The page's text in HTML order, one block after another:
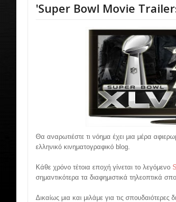
'Super Bowl Movie
Θα αναρωτιέστε τι νόημα έχει μια μέρα
ελληνικό κινηματογραφικό blog.
Κάθε χρόνο τέτοια εποχή γίνεται το λεγόμενο
σημαντικότερα τα διαφημιστικά τηλεοπτικά
Δικαίως μια και μιλάμε για τις